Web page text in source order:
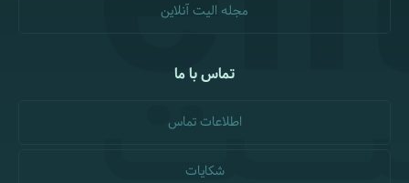
مجله الیت آنلاین
تماس با ما
اطلاعات تماس
شکایات